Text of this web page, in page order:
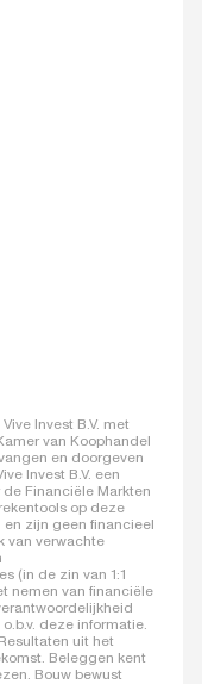
Invest B.V. met
van Koophandel
en doorgeven
Invest B.V. een
Financiële Markten
op deze
zijn geen financieel
van verwachte
(in de zin van 1:1
nemen van financiële
deze informatie.
uit het
Beleggen kent
Bouw bewust